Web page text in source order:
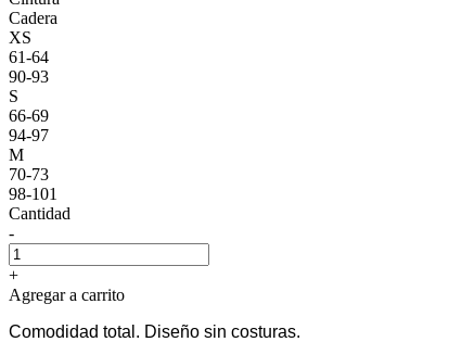
Cadera
XS
61-64
90-93
S
66-69
94-97
M
70-73
98-101
Cantidad
-
+
Agregar a carrito
Comodidad total. Diseño sin costuras.